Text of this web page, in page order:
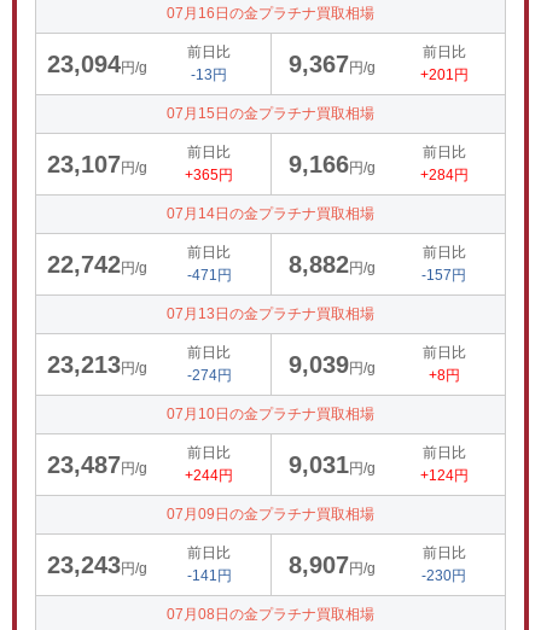
07月16日の金プラチナ買取相場
23,094円/g
前日比
-13円
9,367円/g
前日比
+201円
07月15日の金プラチナ買取相場
23,107円/g
前日比
+365円
9,166円/g
前日比
+284円
07月14日の金プラチナ買取相場
22,742円/g
前日比
-471円
8,882円/g
前日比
-157円
07月13日の金プラチナ買取相場
23,213円/g
前日比
-274円
9,039円/g
前日比
+8円
07月10日の金プラチナ買取相場
23,487円/g
前日比
+244円
9,031円/g
前日比
+124円
07月09日の金プラチナ買取相場
23,243円/g
前日比
-141円
8,907円/g
前日比
-230円
07月08日の金プラチナ買取相場